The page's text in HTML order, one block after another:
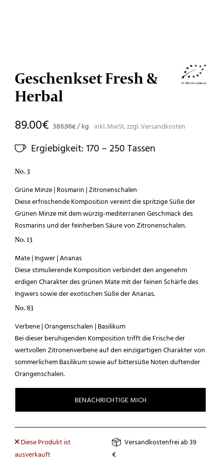
Geschenkset Fresh &
Herbal
89.00€ 386.96€/kg inkl. MwSt.zzgl.Versandkosten
Ergiebigkeit: 170 – 250 Tassen
No. 3
Grüne Minze | Rosmarin | Zitronenschalen
Diese erfrischende Komposition vereint die spritzige Süße der
Grünen Minze mit dem würzig-mediterranen Geschmack des
Rosmarins und der feinherben Säure von Zitronenschalen.
No. 13
Mate | Ingwer | Ananas
Diese stimulierende Komposition verbindet den angenehm
erdigen Charakter des grünen Mate mit der feinen Schärfe des
Ingwers sowie der exotischen Süße der Ananas.
No. 83
Verbene | Orangenschalen | Basilikum
Bei dieser beruhigenden Komposition trifft die Frische der
wertvollen Zitronenverbene auf den einzigartigen Charakter von
sommerlichem Basilikum sowie auf bittersüße Noten duftender
Orangenschalen.
Versandkostenfrei ab 39
€
Diese Produkt ist
ausverkauft